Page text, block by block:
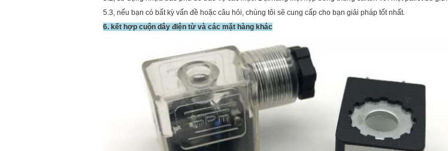
5.3, nếu bạn có bất kỳ vấn đề hoặc câu hỏi, chúng tôi sẽ cung cấp cho bạn giải pháp tốt nhất.
6. kết hợp cuộn dây điện từ và các mặt hàng khác